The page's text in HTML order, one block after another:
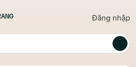
Đăng nhập